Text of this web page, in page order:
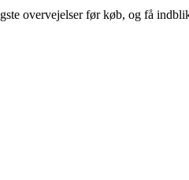
overvejelser før køb, og få